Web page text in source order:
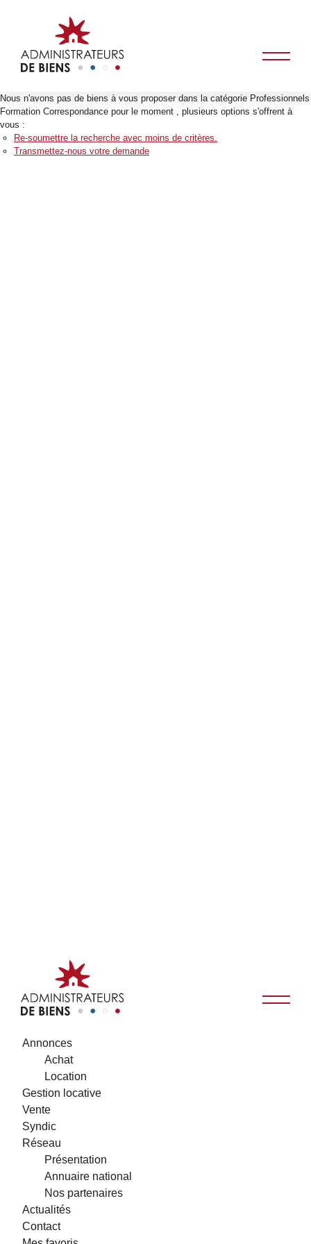
Nous n'avons pas de biens à vous proposer dans la catégorie Professionnels
Formation Correspondance pour le moment , plusieurs options s'offrent à
vous :
Re-soumettre la recherche avec moins de critères.
Transmettez-nous votre demande
Annonces
Achat
Location
Gestion locative
Vente
Syndic
Réseau
Présentation
Annuaire national
Nos partenaires
Actualités
Contact